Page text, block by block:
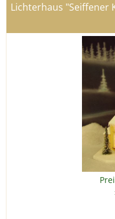
Lichterhaus "Seiffener